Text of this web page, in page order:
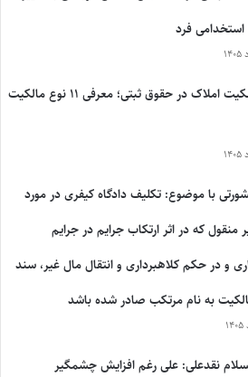
فرد
انواع مالکیت املاک در حقوق ثبتی؛ معرفی ۱۱ نوع مالکیت
با موضوع: تکلیف دادگاه کیفری در مورد
منقول که در اثر ارتکاب جرایم در جرایم
و در حکم کلاهبرداری و انتقال مال غیر، سند
به نام مرتکب صادر شده باشد
نقدعلی: علی رغم افزایش چشمگیر